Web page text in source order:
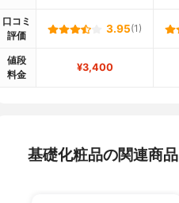
口コミ
評価
3.95(1)
値段
料金
¥3,400
基礎化粧品の関連商品